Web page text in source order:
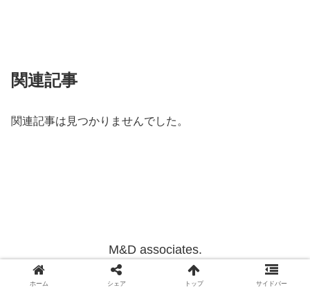
関連記事
関連記事は見つかりませんでした。
M&D associates.
Copyright © 2012-2022 M&D associates. All Rights Reserved.
ホーム シェア トップ サイドバー